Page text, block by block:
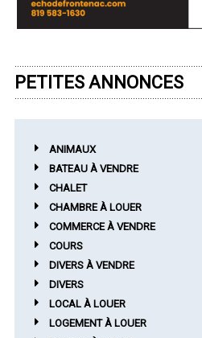
PETITES ANNONCES
ANIMAUX
BATEAU À VENDRE
CHALET
CHAMBRE À LOUER
COMMERCE À VENDRE
COURS
DIVERS À VENDRE
DIVERS
LOCAL À LOUER
LOGEMENT À LOUER